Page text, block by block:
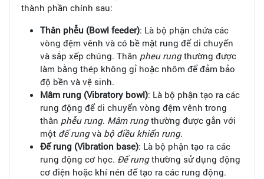
thành phần chính sau:
Thân phễu (Bowl feeder): Là bộ phận chứa các
vòng đệm vênh và có bề mặt rung để di chuyển
và sắp xếp chúng. Thân pheu rungthường được
làm bằng thép không gỉ hoặc nhôm để đảm bảo
độ bền và vệ sinh.
Mâm rung (Vibratory bowl): Là bộ phận tạo ra các
rung động để di chuyển vòng đệm vênh trong
thân phễu rung. Mâm rungthường được gắn với
một đế rungvà bộ điều khiển rung.
Đế rung (Vibration base): Là bộ phận tạo ra các
rung động cơ học. Đế rungthường sử dụng động
cơ điện hoặc khí nén để tạo ra các rung động.